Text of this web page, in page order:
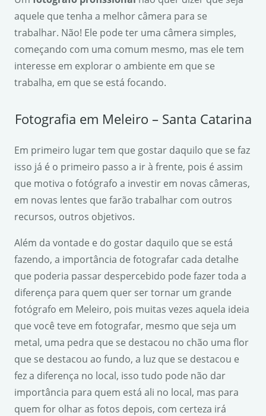
aquele que tenha a melhor câmera para se
trabalhar. Não! Ele pode ter uma câmera simples,
começando com uma comum mesmo, mas ele tem
interesse em explorar o ambiente em que se
trabalha, em que se está focando.
Fotografia em Meleiro – Santa Catarina
Em primeiro lugar tem que gostar daquilo que se faz
isso já é o primeiro passo a ir à frente, pois é assim
que motiva o fotógrafo a investir em novas câmeras,
em novas lentes que farão trabalhar com outros
recursos, outros objetivos.
Além da vontade e do gostar daquilo que se está
fazendo, a importância de fotografar cada detalhe
que poderia passar despercebido pode fazer toda a
diferença para quem quer ser tornar um grande
fotógrafo em Meleiro, pois muitas vezes aquela ideia
que você teve em fotografar, mesmo que seja um
metal, uma pedra que se destacou no chão uma flor
que se destacou ao fundo, a luz que se destacou e
fez a diferença no local, isso tudo pode não dar
importância para quem está ali no local, mas para
quem for olhar as fotos depois, com certeza irá